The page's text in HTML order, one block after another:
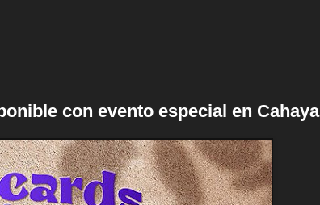
con evento especial en Cahaya